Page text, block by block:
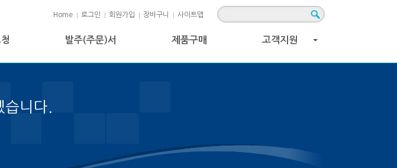
Home 로그인 회원가입 장바구니 사이트맵
발주(주문)서 제품구매 고객지원
습니다.